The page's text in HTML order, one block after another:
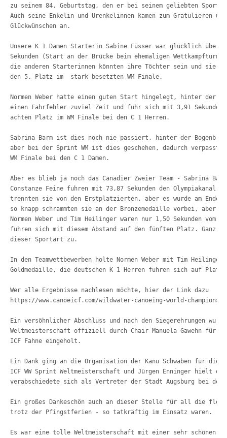
zu seinem 84. Geburtstag, den er bei seinem geliebten Sport
Auch seine Enkelin und Urenkelinnen kamen zum Gratulieren
Glückwünschen an.
Unsere K 1 Damen Starterin Sabine Füsser war glücklich
Sekunden (Start an der Brücke beim ehemaligen
die anderen Starterinnen könnten ihre Töchter sein und sie
den 5. Platz im  stark besetzten WM Finale.
Normen Weber hatte einen guten Start hingelegt, hinter der
einen Fahrfehler zuviel Zeit und fuhr sich mit 3,91 Sekunden
achten Platz im WM Finale bei den C 1 Herren.
Sabrina Barm ist dies noch nie passiert, hinter der
aber bei der Sprint WM ist dies geschehen, dadurch
WM Finale bei den C 1 Damen.
Aber es blieb ja noch das Canadier Zweier Team - Sabrina
Constanze Feine fuhren mit 73,87 Sekunden den Olympiakanal
trennten sie von den Erstplatzierten, aber es wurde am
so knapp schrammten sie an der Bronzemedaille vorbei, aber
Normen Weber und Tim Heilinger waren nur 1,50 Sekunden
fuhren sich mit diesem Abstand auf den fünften Platz. Ganz
dieser Sportart zu.
In den Teamwettbewerben holte Normen Weber mit Tim
Goldmedaille, die deutschen K 1 Herren fuhren sich auf
Wer alle Ergebnisse nachlesen möchte, hier der Link dazu
Ein versöhnlicher Abschluss und nach den Siegerehrungen
Weltmeisterschaft offiziell durch Chair Manuela Gawehn für
ICF
Fahne eingeholt.
Ein Dank ging an die Organisation der Kanu Schwaben für
ICF WW Sprint Weltmeisterschaft und Jürgen Enninger hielt
verabschiedete sich als Vertreter der Stadt Augsburg bei den
Ein großes Dankeschön auch an dieser Stelle für all die
trotz der Pfingstferien - so tatkräftig im Einsatz waren.
Es war eine tolle Weltmeisterschaft mit einer sehr schönen